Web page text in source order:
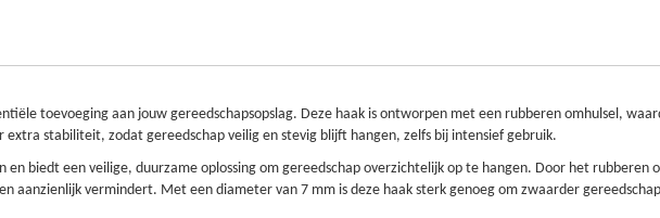
toevoeging aan jouw gereedschapsopslag. Deze haak is ontworpen met een rubberen omhulsel,
stabiliteit, zodat gereedschap veilig en stevig blijft hangen, zelfs bij intensief gebruik.
en biedt een veilige, duurzame oplossing om gereedschap overzichtelijk op te hangen. Door het rubberen
aanzienlijk vermindert. Met een diameter van 7 mm is deze haak sterk genoeg om zwaarder